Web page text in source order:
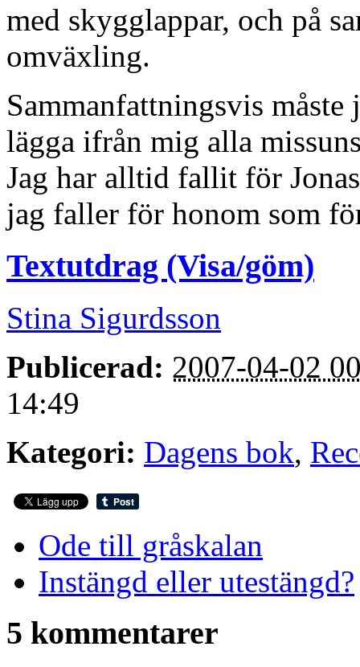
med skygglappar, och på
omväxling.
Sammanfattningsvis måste
lägga ifrån mig alla
Jag har alltid fallit för
jag faller för honom som
Textutdrag (Visa/göm)
Stina Sigurdsson
Publicerad: 2007-04-02
14:49
Kategori: Dagens bok,
Ode till gråskalan
Instängd eller utestängd?
5 kommentarer